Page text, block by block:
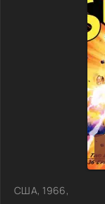
США, 1966,